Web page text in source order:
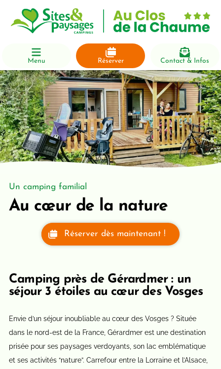
Contact & Infos
Réserver
Menu
Un camping familial
Au cœur de la nature
Réserver dès maintenant !
Camping près de Gérardmer : un
séjour 3 étoiles au cœur des Vosges
Envie d’un séjour inoubliable au cœur des Vosges ? Située
dans le nord-est de la France, Gérardmer est une destination
prisée pour ses paysages verdoyants, son lac emblématique
et ses activités “nature”. Carrefour entre la Lorraine et l’Alsace,